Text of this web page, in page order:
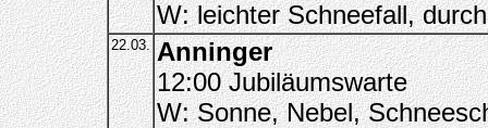
W: leichter Schneefall,
22.03. Anninger
12:00 Jubiläumswarte
W: Sonne, Nebel,